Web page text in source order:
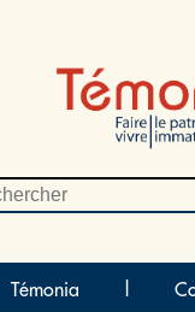
Témonia